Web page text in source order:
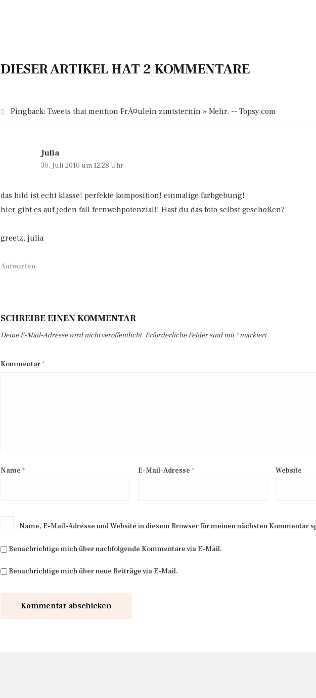
DIESER ARTIKEL HAT 2 KOMMENTARE
Pingback: Tweets that mention FrÃ¤ulein zimtsternin » Mehr. -- Topsy.com
Julia
30. Juli 2010 um 12:28 Uhr
das bild ist echt klasse! perfekte komposition! einmalige farbgebung!
hier gibt es auf jeden fall fernwehpotenzial!! Hast du das foto selbst geschoßen?
greetz, julia
Antworten
SCHREIBE EINEN KOMMENTAR
Deine E-Mail-Adresse wird nicht veröffentlicht. Erforderliche Felder sind mit*markiert
Kommentar*
Name * E-Mail-Adresse * Website
Name, E-Mail-Adresse und Website in diesem Browser für meinen nächsten Kommentar
Benachrichtige mich über nachfolgende Kommentare via E-Mail.
Benachrichtige mich über neue Beiträge via E-Mail.